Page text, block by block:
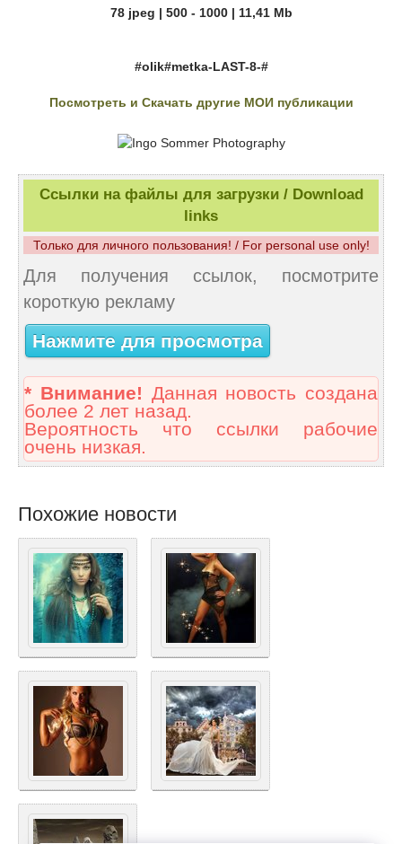
78 jpeg | 500 - 1000 | 11,41 Mb
#olik#metka-LAST-8-#
Посмотреть и Скачать другие МОИ публикации
Ссылки на файлы для загрузки / Download
links
Только для личного пользования! / For personal use only!
Для получения ссылок, посмотрите
короткую рекламу
Нажмите для просмотра
* Внимание! Данная новость создана
более 2 лет назад.
Вероятность что ссылки рабочие
очень низкая.
Похожие новости